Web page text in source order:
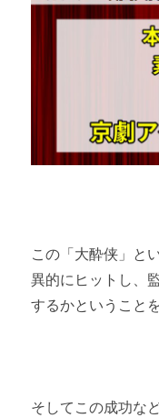
この「大酔侠」と
異的にヒットし、
するかということ
そしてこの成功な